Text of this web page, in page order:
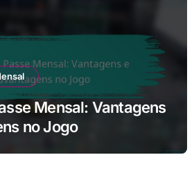
Mensal: Vantagens
no Jogo